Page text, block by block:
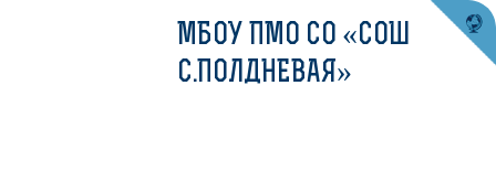
МБОУ ПМО СО «СОШ
С.ПОЛДНЕВАЯ»